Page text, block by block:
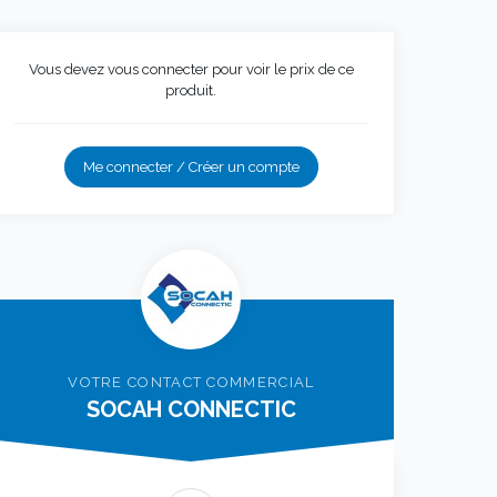
Vous devez vous connecter pour voir le prix de ce
produit.
Me connecter / Créer un compte
VOTRE CONTACT COMMERCIAL
SOCAH CONNECTIC